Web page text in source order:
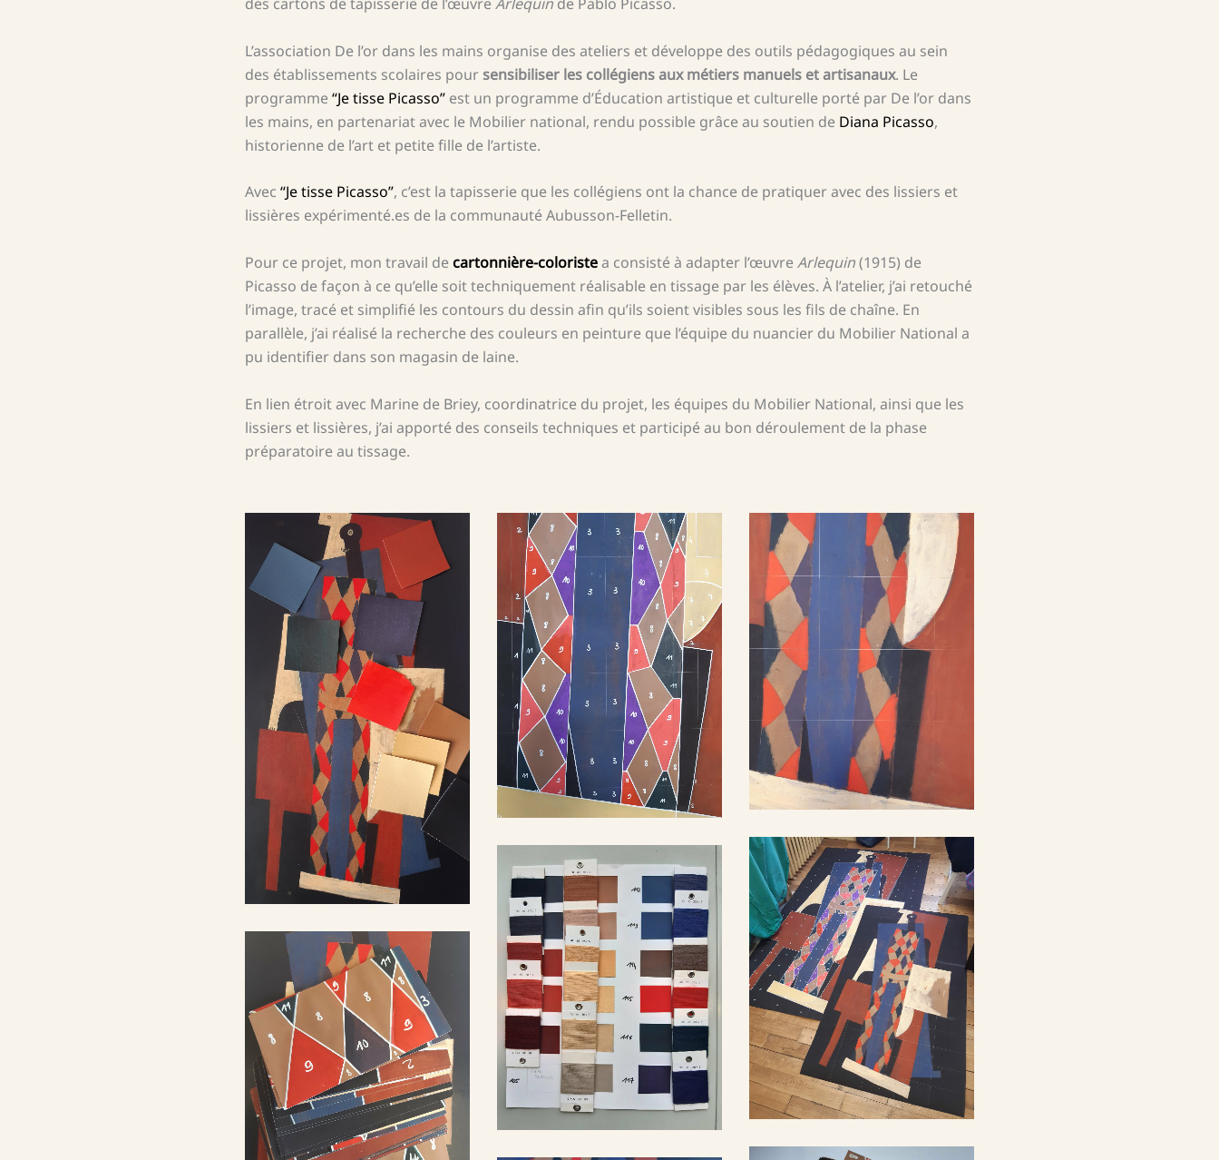
L’association De l’or dans les mains organise des ateliers et développe des outils pédagogiques au sein
des établissements scolaires pour sensibiliser les collégiens aux métiers manuels et artisanaux. Le
programme“Je tisse Picasso” est un programme d’Éducation artistique et culturelle porté par De l’or dans
les mains, en partenariat avec le Mobilier national, rendu possible grâce au soutien de Diana Picasso,
historienne de l’art et petite fille de l’artiste.
Avec “Je tisse Picasso”, c’est la tapisserie que les collégiens ont la chance de pratiquer avec des lissiers et
lissières expérimenté.es de la communauté Aubusson-Felletin.
Pour ce projet, mon travail decartonnière-coloristea consisté à adapter l’œuvreArlequin(1915) de
Picasso de façon à ce qu’elle soit techniquement réalisable en tissage par les élèves. À l’atelier, j’ai retouché
l’image, tracé et simplifié les contours du dessin afin qu’ils soient visibles sous les fils de chaîne. En
parallèle, j’ai réalisé la recherche des couleurs en peinture que l’équipe du nuancier du Mobilier National a
pu identifier dans son magasin de laine.
En lien étroit avec Marine de Briey, coordinatrice du projet, les équipes du Mobilier National, ainsi que les
lissiers et lissières, j’ai apporté des conseils techniques et participé au bon déroulement de la phase
préparatoire au tissage.